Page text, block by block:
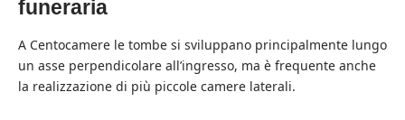
funeraria
A Centocamere le tombe si sviluppano principalmente lungo
un asse perpendicolare all’ingresso, ma è frequente anche
la realizzazione di più piccole camere laterali.